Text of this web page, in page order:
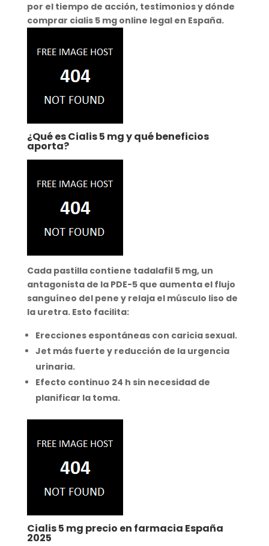
por el tiempo de acción, testimonios y dónde
comprar cialis 5 mg online legal en España.
¿Qué es Cialis 5 mg y qué beneficios
aporta?
Cada pastilla contiene tadalafil 5 mg, un
antagonista de la PDE-5que aumenta el flujo
sanguíneo del pene y relaja el músculo liso de
la uretra. Esto facilita:
Erecciones espontáneascon caricia sexual.
Jet más fuerte y reducción de la urgencia
urinaria.
Efecto continuo 24 h sin necesidad de
planificar la toma.
Cialis 5 mg precio en farmacia España
2025